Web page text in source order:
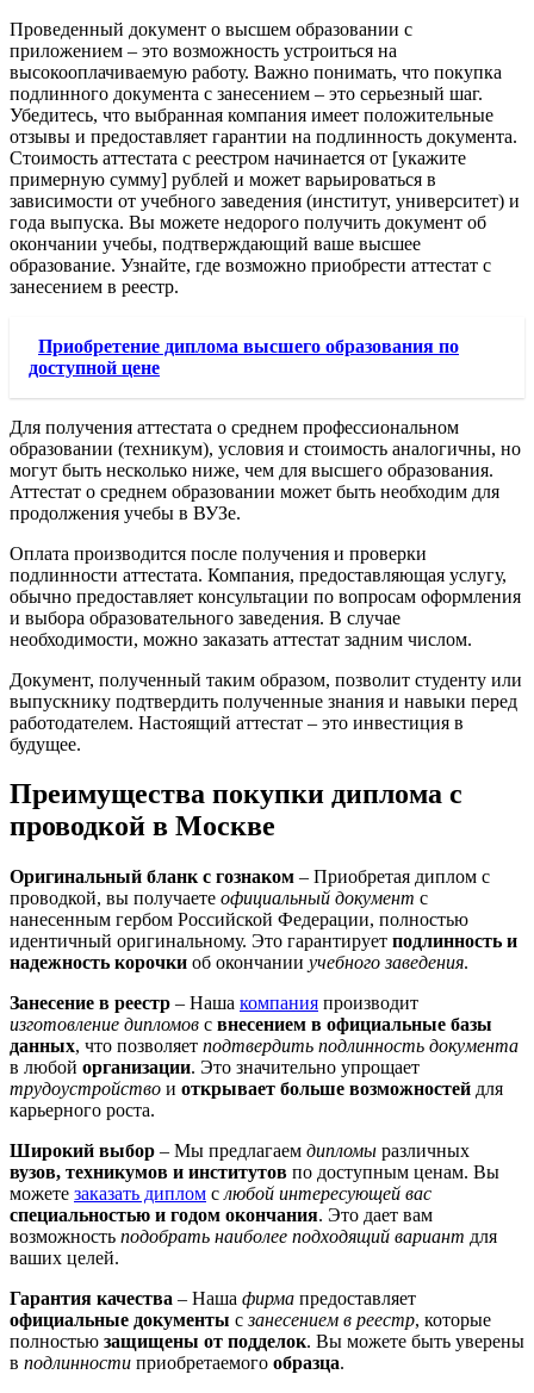
Проведенный документ о высшем образовании с
приложением – это возможность устроиться на
высокооплачиваемую работу. Важно понимать, что покупка
подлинного документа с занесением – это серьезный шаг.
Убедитесь, что выбранная компания имеет положительные
отзывы и предоставляет гарантии на подлинность документа.
Стоимость аттестата с реестром начинается от [укажите
примерную сумму] рублей и может варьироваться в
зависимости от учебного заведения (институт, университет) и
года выпуска. Вы можете недорого получить документ об
окончании учебы, подтверждающий ваше высшее
образование. Узнайте, где возможно приобрести аттестат с
занесением в реестр.
Приобретение диплома высшего образования по
доступной цене
Для получения аттестата о среднем профессиональном
образовании (техникум), условия и стоимость аналогичны, но
могут быть несколько ниже, чем для высшего образования.
Аттестат о среднем образовании может быть необходим для
продолжения учебы в ВУЗе.
Оплата производится после получения и проверки
подлинности аттестата. Компания, предоставляющая услугу,
обычно предоставляет консультации по вопросам оформления
и выбора образовательного заведения. В случае
необходимости, можно заказать аттестат задним числом.
Документ, полученный таким образом, позволит студенту или
выпускнику подтвердить полученные знания и навыки перед
работодателем. Настоящий аттестат – это инвестиция в
будущее.
Преимущества покупки диплома с
проводкой в Москве
Оригинальный бланк с гознаком – Приобретая диплом с
проводкой, вы получаете официальный документ с
нанесенным гербом Российской Федерации, полностью
идентичный оригинальному. Это гарантирует подлинность и
надежность корочки об окончании учебного заведения.
Занесение в реестр – Наша компания производит
изготовление дипломов с внесением в официальные базы
данных, что позволяет подтвердить подлинность документа
в любой организации. Это значительно упрощает
трудоустройство и открывает больше возможностей для
карьерного роста.
Широкий выбор – Мы предлагаем дипломы различных
вузов, техникумов и институтов по доступным ценам. Вы
можете заказать диплом с любой интересующей вас
специальностью и годом окончания. Это дает вам
возможность подобрать наиболее подходящий вариант для
ваших целей.
Гарантия качества – Наша фирма предоставляет
официальные документы сзанесением в реестр, которые
полностью защищены от подделок. Вы можете быть уверены
в подлинности приобретаемого образца.